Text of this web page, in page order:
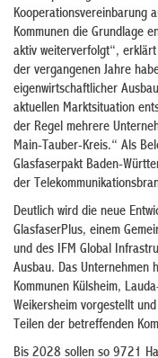
Kooperationsvereinbarung
Kommunen die Grundlage
aktiv weiterverfolgt“,
der vergangenen Jahre
eigenwirtschaftlicher
aktuellen Marktsituation
der Regel mehrere
Main-Tauber-Kreis.“ Als
Glasfaserpakt Baden-
der
Deutlich wird die neue
GlasfaserPlus, einem
und des IFM Global
Ausbau. Das Unternehmen
Kommunen Külsheim,
Weikersheim vorgestellt
Teilen der betreffenden
Bis 2028 sollen so 9721